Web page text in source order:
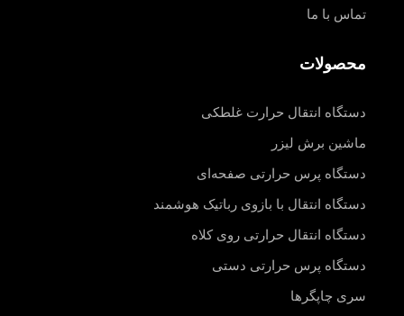
تماس با ما
محصولات
دستگاه انتقال حرارت غلطکی
ماشین برش لیزر
دستگاه پرس حرارتی صفحه‌ای
دستگاه انتقال با بازوی رباتیک هوشمند
دستگاه انتقال حرارتی روی کلاه
دستگاه پرس حرارتی دستی
سری چاپگرها